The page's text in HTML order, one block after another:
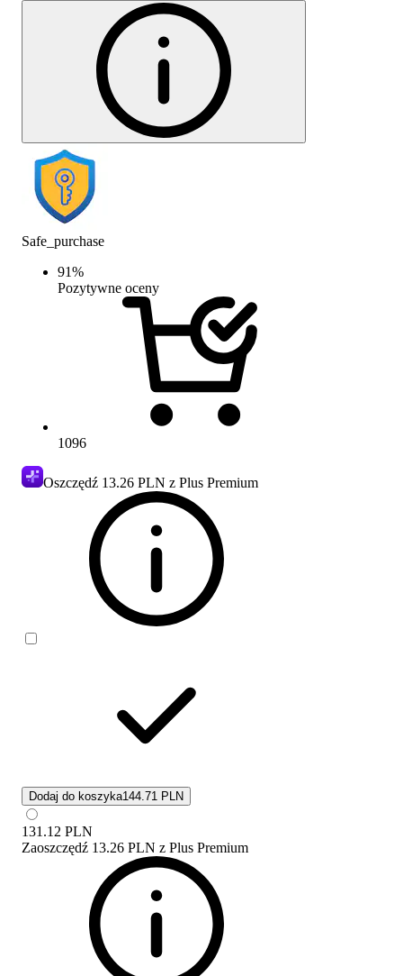
Safe_purchase
91%
Pozytywne oceny
1096
Oszczędź 13.26 PLN z Plus Premium
Dodaj do koszyka144.71 PLN
131.12 PLN
Zaoszczędź 13.26 PLN z Plus Premium